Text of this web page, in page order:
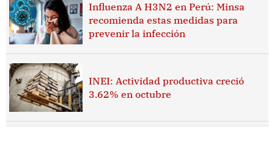
Influenza A H3N2 en Perú: Minsa
recomienda estas medidas para
prevenir la infección
INEI: Actividad productiva creció
3.62% en octubre